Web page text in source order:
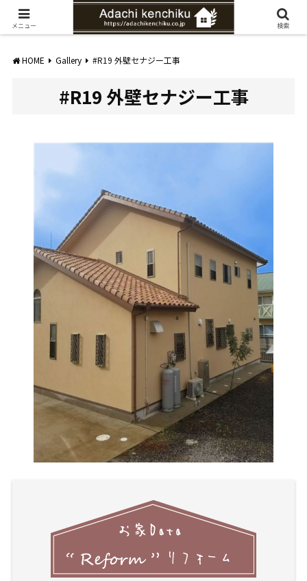
愛知県みよし市の工務店。自然素材を使ったナチュラルな家づくりをご提案
HOME Gallery #R19 外壁セナジー工事
#R19 外壁セナジー工事
メニュー 検索